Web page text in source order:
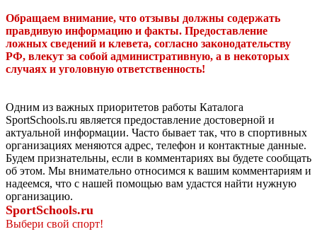
Обращаем внимание, что отзывы должны содержать
правдивую информацию и факты. Предоставление
ложных сведений и клевета, согласно законодательству
РФ, влекут за собой административную, а в некоторых
случаях и уголовную ответственность!
Одним из важных приоритетов работы Каталога
SportSchools.ru является предоставление достоверной и
актуальной информации. Часто бывает так, что в спортивных
организациях меняются адрес, телефон и контактные данные.
Будем признательны, если в комментариях вы будете сообщать
об этом. Мы внимательно относимся к вашим комментариям и
надеемся, что с нашей помощью вам удастся найти нужную
организацию.
SportSchools.ru
Выбери свой спорт!